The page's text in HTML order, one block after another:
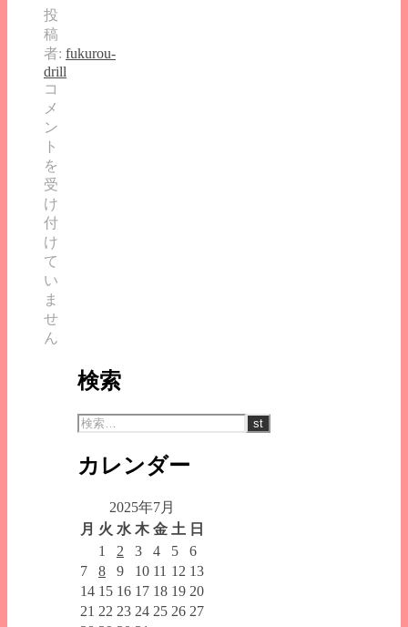
投
稿
者: fukurou-
drill
中
学
３
年
生
英
語
リ
ス
ニ
ン
グ
問
題
コ
メ
ン
ト
を
受
け
付
け
て
い
ま
せ
ん
検索
カレンダー
2025年7月
月 火 水 木 金 土 日
1
2 3 4 5
6
7
8 9 10 11 12 13
14 15 16 17 18 19 20
21 22 23 24 25 26 27